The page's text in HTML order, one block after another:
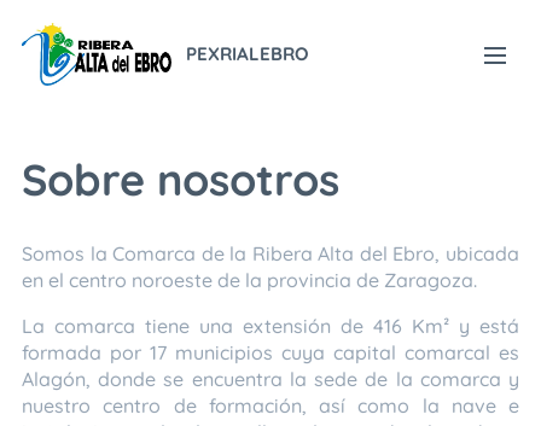
PEXRIALEBRO
Sobre nosotros
Somos la Comarca de la Ribera Alta del Ebro, ubicada
en el centro noroeste de la provincia de Zaragoza.
La comarca tiene una extensión de 416 Km² y está
formada por 17 municipios cuya capital comarcal es
Alagón, donde se encuentra la sede de la comarca y
nuestro centro de formación, así como la nave e